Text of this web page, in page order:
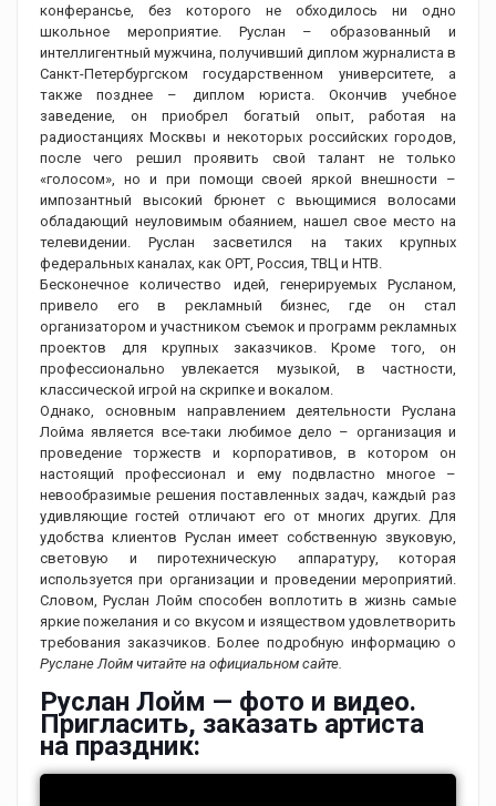
конферансье, без которого не обходилось ни одно
школьное мероприятие. Руслан – образованный и
интеллигентный мужчина, получивший диплом журналиста в
Санкт-Петербургском государственном университете, а
также позднее – диплом юриста. Окончив учебное
заведение, он приобрел богатый опыт, работая на
радиостанциях Москвы и некоторых российских городов,
после чего решил проявить свой талант не только
«голосом», но и при помощи своей яркой внешности –
импозантный высокий брюнет с вьющимися волосами
обладающий неуловимым обаянием, нашел свое место на
телевидении. Руслан засветился на таких крупных
федеральных каналах, как ОРТ, Россия, ТВЦ и НТВ.
Бесконечное количество идей, генерируемых Русланом,
привело его в рекламный бизнес, где он стал
организатором и участником съемок и программ рекламных
проектов для крупных заказчиков. Кроме того, он
профессионально увлекается музыкой, в частности,
классической игрой на скрипке и вокалом.
Однако, основным направлением деятельности Руслана
Лойма является все-таки любимое дело – организация и
проведение торжеств и корпоративов, в котором он
настоящий профессионал и ему подвластно многое –
невообразимые решения поставленных задач, каждый раз
удивляющие гостей отличают его от многих других. Для
удобства клиентов Руслан имеет собственную звуковую,
световую и пиротехническую аппаратуру, которая
используется при организации и проведении мероприятий.
Словом, Руслан Лойм способен воплотить в жизнь самые
яркие пожелания и со вкусом и изяществом удовлетворить
требования заказчиков. Более подробную информацию о
Руслане Лойм читайте на официальном сайте.
Руслан Лойм — фото и видео.
Пригласить, заказать артиста
на праздник: